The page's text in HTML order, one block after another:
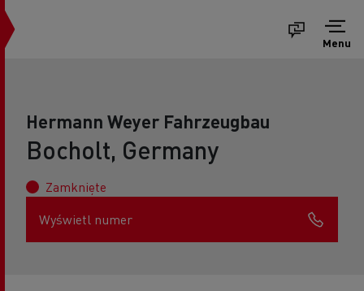
Menu
Hermann Weyer Fahrzeugbau
Bocholt, Germany
Zamknięte
Wyświetl numer